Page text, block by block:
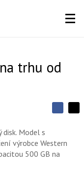
trhu od
S
í
l
S
e
j
t
Model s
výrobce Western
500 GB na